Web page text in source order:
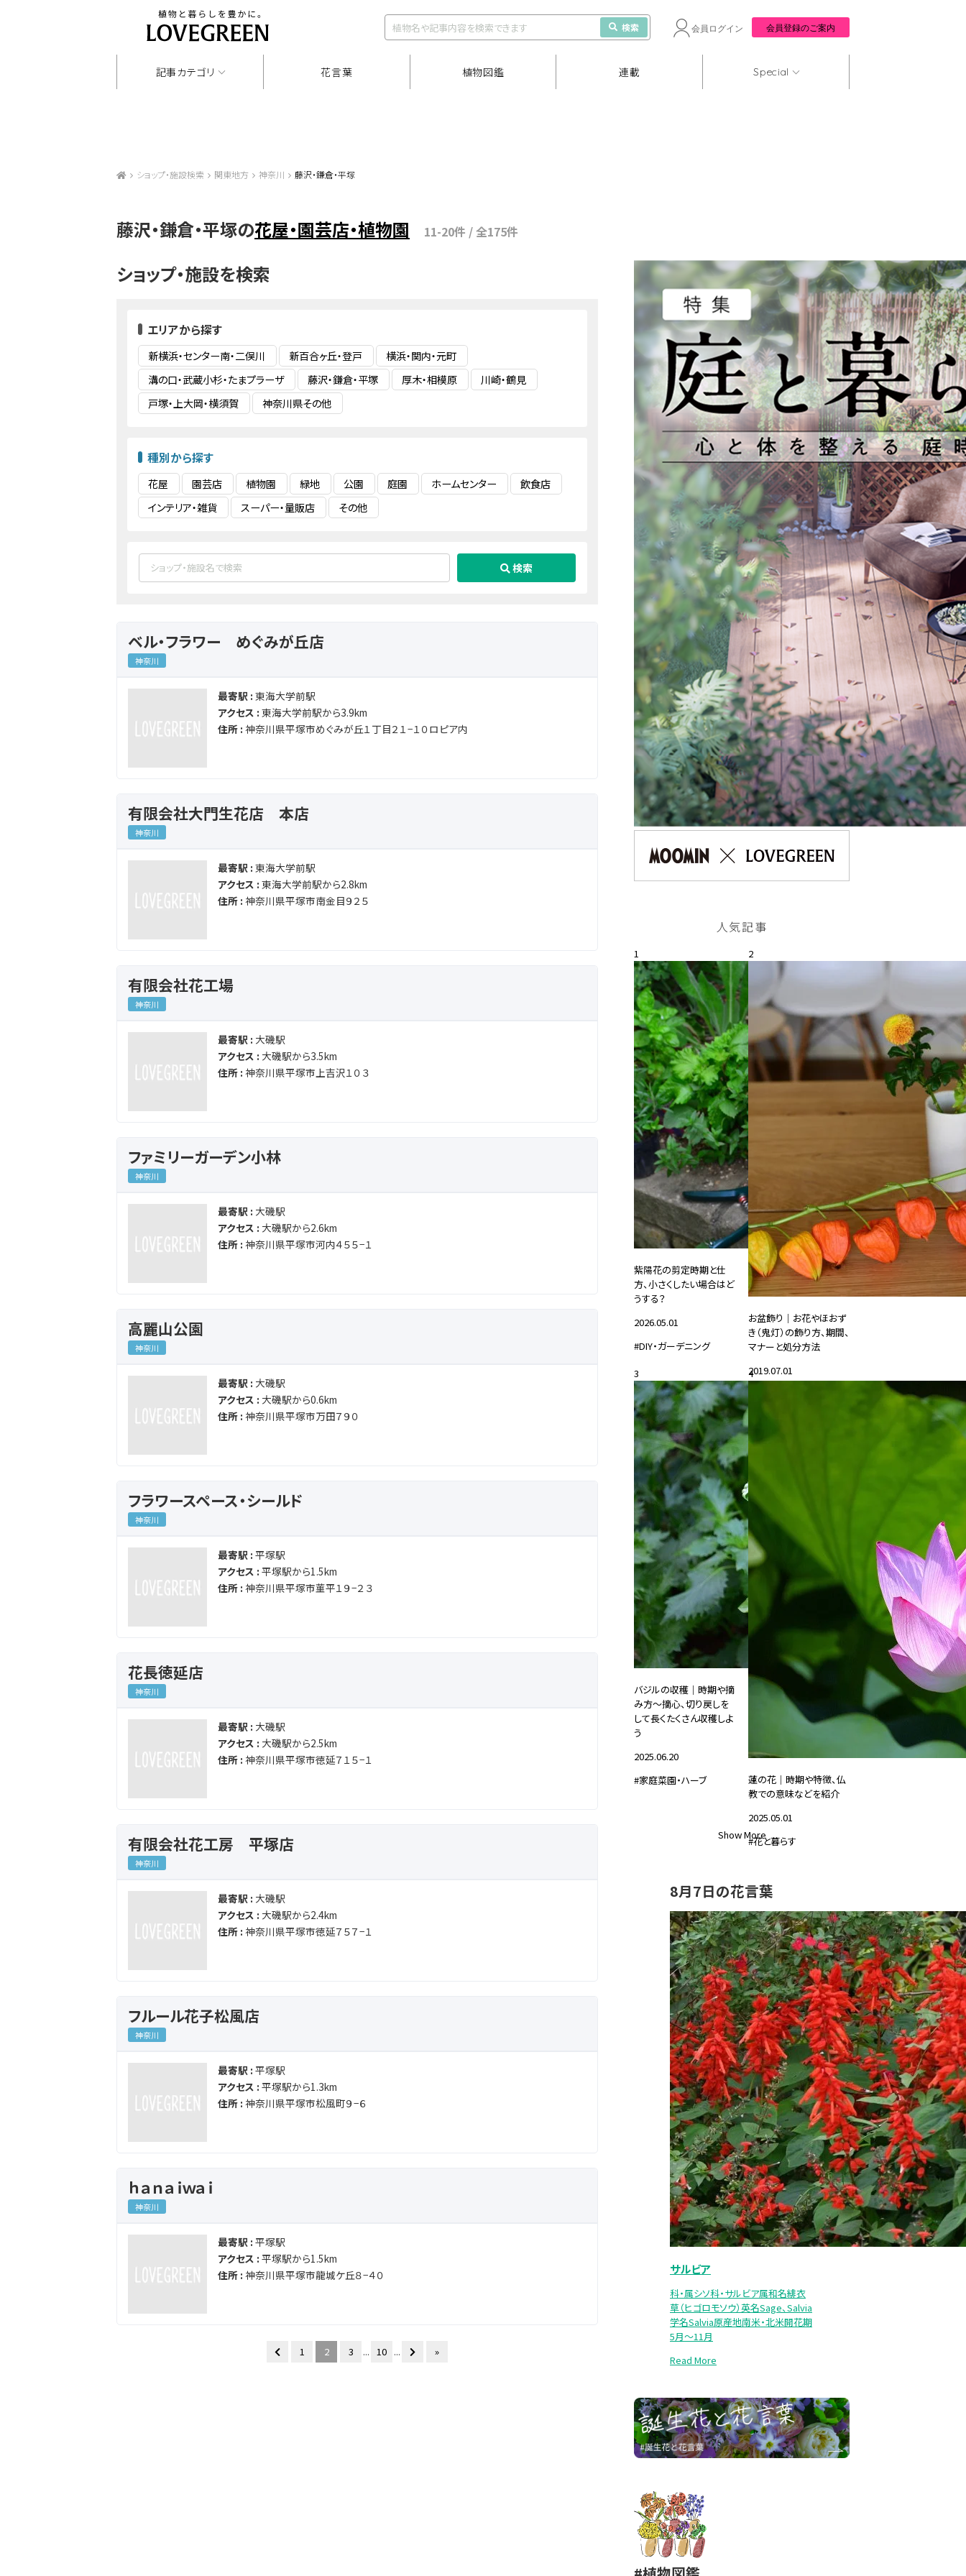
検索 会員ログイン 会員登録のご案内
記事カテゴリ 花言葉 植物図鑑 連載 Special
ショップ・施設検索 関東地方 神奈川 藤沢・鎌倉・平塚
藤沢・鎌倉・平塚の花屋・園芸店・植物園 11-20件 / 全175件
ショップ・施設を検索
エリアから探す
新横浜・センター南・二俣川 新百合ヶ丘・登戸
横浜・関内・元町
溝の口・武蔵小杉・たまプラーザ
藤沢・鎌倉・平塚 厚木・相模原
川崎・鶴見
戸塚・上大岡・横須賀
神奈川県その他
種別から探す
花屋 園芸店 植物園 緑地 公園 庭園 ホームセンター
飲食店
インテリア・雑貨
スーパー・量販店 その他
検索
ベル・フラワー めぐみが丘店
神奈川
最寄駅 : 東海大学前駅
アクセス : 東海大学前駅から3.9km
住所 : 神奈川県平塚市めぐみが丘１丁目２１−１０ロピア内
有限会社大門生花店 本店
神奈川
最寄駅 : 東海大学前駅
アクセス : 東海大学前駅から2.8km
住所 : 神奈川県平塚市南金目９２５
有限会社花工場
神奈川
最寄駅 : 大磯駅
アクセス : 大磯駅から3.5km
住所 : 神奈川県平塚市上吉沢１０３
ファミリーガーデン小林
神奈川
最寄駅 : 大磯駅
アクセス : 大磯駅から2.6km
住所 : 神奈川県平塚市河内４５５−１
高麗山公園
神奈川
最寄駅 : 大磯駅
アクセス : 大磯駅から0.6km
住所 : 神奈川県平塚市万田７９０
フラワースペース・シールド
神奈川
最寄駅 : 平塚駅
アクセス : 平塚駅から1.5km
住所 : 神奈川県平塚市菫平１９−２３
花長徳延店
神奈川
最寄駅 : 大磯駅
アクセス : 大磯駅から2.5km
住所 : 神奈川県平塚市徳延７１５−１
有限会社花工房 平塚店
神奈川
最寄駅 : 大磯駅
アクセス : 大磯駅から2.4km
住所 : 神奈川県平塚市徳延７５７−１
フルール花子松風店
神奈川
最寄駅 : 平塚駅
アクセス : 平塚駅から1.3km
住所 : 神奈川県平塚市松風町９−６
ｈａｎａｉｗａｉ
神奈川
最寄駅 : 平塚駅
アクセス : 平塚駅から1.5km
住所 : 神奈川県平塚市龍城ケ丘８−４０
1 2 3 ... 10 ... »
人気記事
1
紫陽花の剪定時期と仕
方、小さくしたい場合はど
うする？
2026.05.01
#DIY・ガーデニング
2
お盆飾り｜お花やほおず
き（鬼灯）の飾り方、期間、
マナーと処分方法
2019.07.01
3
バジルの収穫｜時期や摘
み方～摘心、切り戻しを
して長くたくさん収穫しよ
う
2025.06.20
#家庭菜園・ハーブ
4
蓮の花｜時期や特徴、仏
教での意味などを紹介
2025.05.01
#花と暮らす
Show More
8月7日の花言葉
サルビア
科・属シソ科・サルビア属和名緋衣
草（ヒゴロモソウ）英名Sage、Salvia
学名Salvia原産地南米・北米開花期
5月～11月
Read More